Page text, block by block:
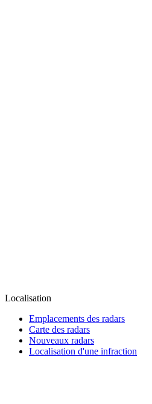
Localisation
Emplacements des radars
Carte des radars
Nouveaux radars
Localisation d'une infraction